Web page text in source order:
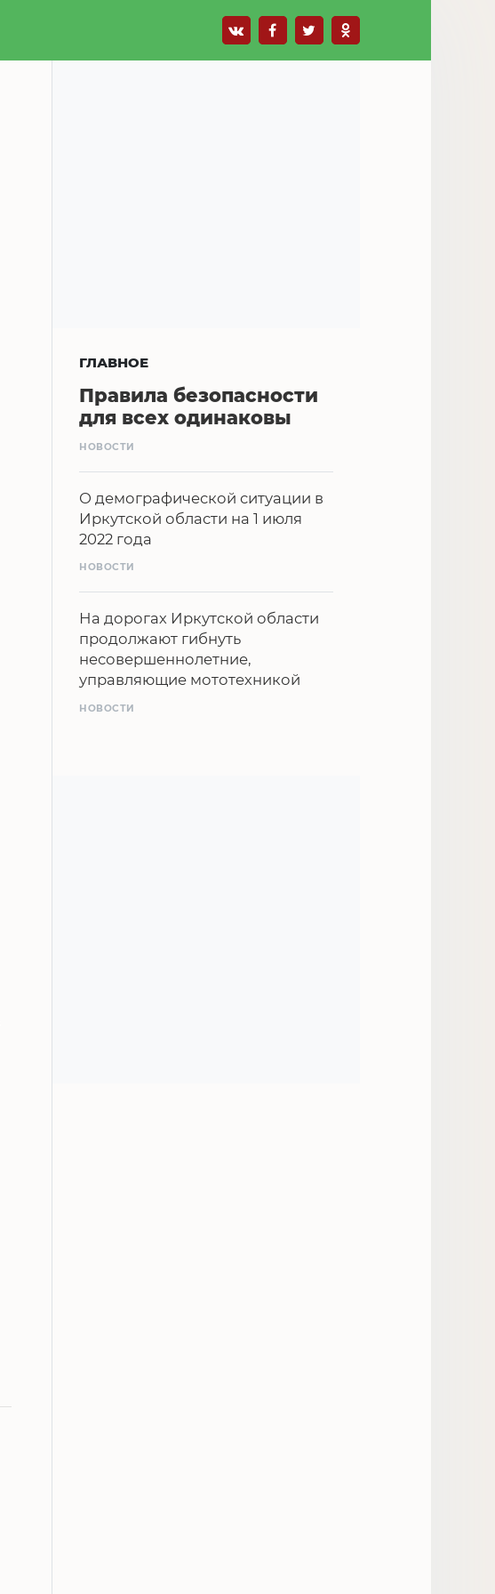
ГЛАВНОЕ
Правила безопасности
для всех одинаковы
НОВОСТИ
О демографической ситуации в
Иркутской области на 1 июля
2022 года
НОВОСТИ
На дорогах Иркутской области
продолжают гибнуть
несовершеннолетние,
управляющие мототехникой
НОВОСТИ